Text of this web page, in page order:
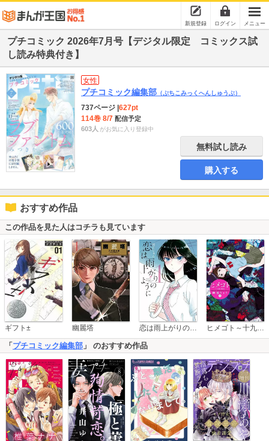
新規登録 ログイン メニュー
プチコミック 2026年7月号【デジタル限定 コミックス試
し読み特典付き】
女性
プチコミック編集部 （ぷちこみっくへんしゅうぶ）
737ページ 627pt
114巻 8/7 配信予定
603人 がお気に入り登録中
無料試し読み
購入する
おすすめ作品
この作品を見た人はコチラも見ています
ギフト± 幽麗塔 恋は雨上がりのように ヒメゴト～十九歳の制服～
「 プチコミック編集部 」 のおすすめ作品